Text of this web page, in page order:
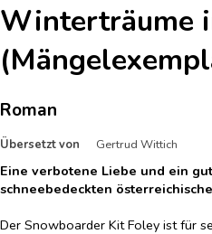
Winterträume
Roman
Übersetzt von Gertrud Wittich
Eine verbotene Liebe und ein
schneebedeckten
Der Snowboarder Kit Foley ist für